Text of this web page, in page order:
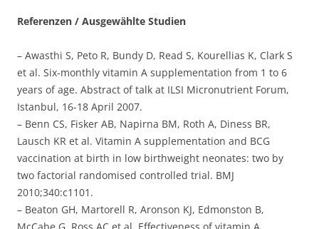
Referenzen / Ausgewählte Studien
– Awasthi S, Peto R, Bundy D, Read S, Kourellias K, Clark S
et al. Six-monthly vitamin A supplementation from 1 to 6
years of age. Abstract of talk at ILSI Micronutrient Forum,
Istanbul, 16-18 April 2007.
– Benn CS, Fisker AB, Napirna BM, Roth A, Diness BR,
Lausch KR et al. Vitamin A supplementation and BCG
vaccination at birth in low birthweight neonates: two by
two factorial randomised controlled trial. BMJ
2010;340:c1101.
– Beaton GH, Martorell R, Aronson KJ, Edmonston B,